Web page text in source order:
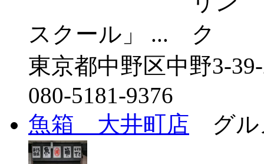
スクール」 ...
東京都中野区中野3-
080-5181-9376
魚箱 大井町店 グル